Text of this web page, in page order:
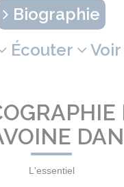
Biographie
Écouter Voir
L'essentiel